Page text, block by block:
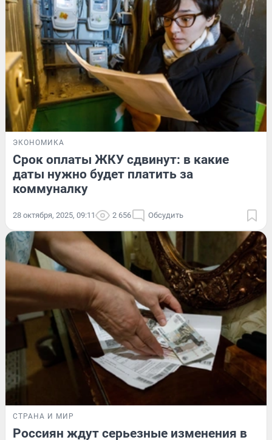
ЭКОНОМИКА
Срок оплаты ЖКУ сдвинут: в какие
даты нужно будет платить за
коммуналку
28 октября, 2025, 09:11 2 656 Обсудить
СТРАНА И МИР
Россиян ждут серьезные изменения в